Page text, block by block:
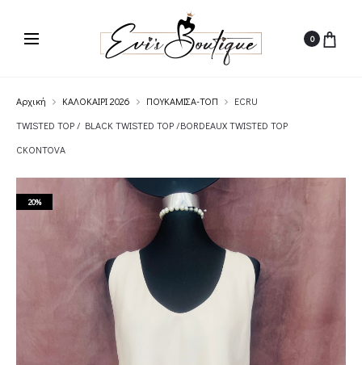
0
Αρχική ΚΑΛΟΚΑΙΡΙ 2026 ΠΟΥΚΑΜΙΣΑ-ΤΟΠ
ECRU
TWISTED TOP / BLACK TWISTED TOP /BORDEAUX TWISTED TOP
CKONTOVA
20%